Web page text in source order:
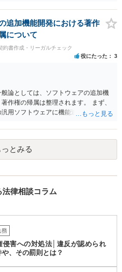
追加機能開発における著作
について
約書作成・リーガルチェック
役にたった 3
論としては、ソフトウェアの追加機
作権の帰属は整理されます。 まず、
用ソフトウェアに機能追加を行った
めたプログラムの著作権は原則とし
が費用を負担している場合でも、そ
るわけではありません。 一方、利用
追加機能を含むソフトウェアを契約
他の顧客にも同様の機能を提供でき
ーに帰属させつつ利用者に独占的な
ることも可能です。 したがって、費
が決まるものではなく、著作物を創
容によって決まると考えられます。
っとみる
律相談コラム
務
侵害への対処法│違反が認められ
や、その罰則とは？